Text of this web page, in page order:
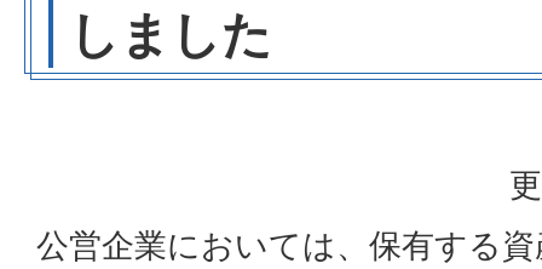
しました
公営企業においては、保有する